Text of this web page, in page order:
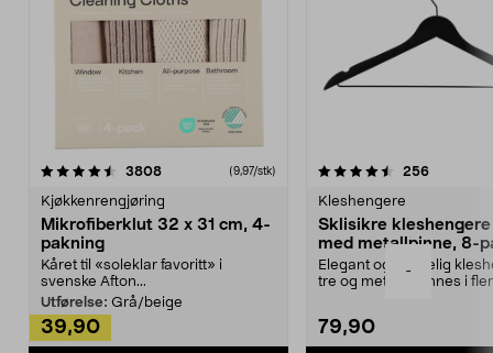
-
3808anmeldelser(9,97/stk)
Kjøkkenrengjøring
Mikrofiberklut 32 x 31 cm, 4-
pakning
Kåret til «soleklar favoritt» i
svenske Afton...
Utførelse: Grå/beige
39,90
4.5av 5 stjerner 256
Kleshengere
Sklisikre
med metallpinne, 8-
Elegant og skikkelig
tre og metall – finnes i
79,90
4.5av 5 stjerner